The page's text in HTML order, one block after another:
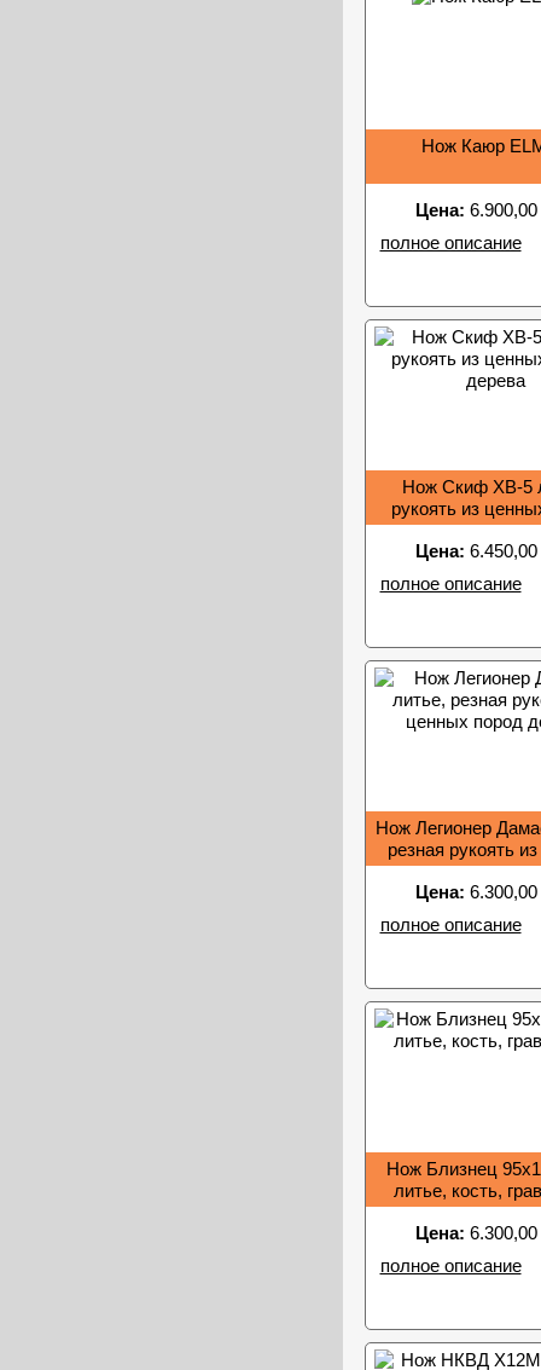
Нож Каюр
Цена:
полное описание
Нож Скиф ХВ-5
рукоять из
дерева
Цена:
полное описание
Нож Легионер
резная рукоять
пород
Цена:
полное описание
Нож Близнец
литье, кость,
Цена:
полное описание